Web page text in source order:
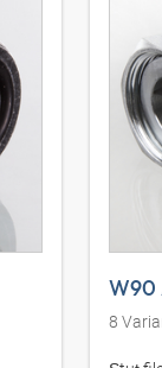
W90
8